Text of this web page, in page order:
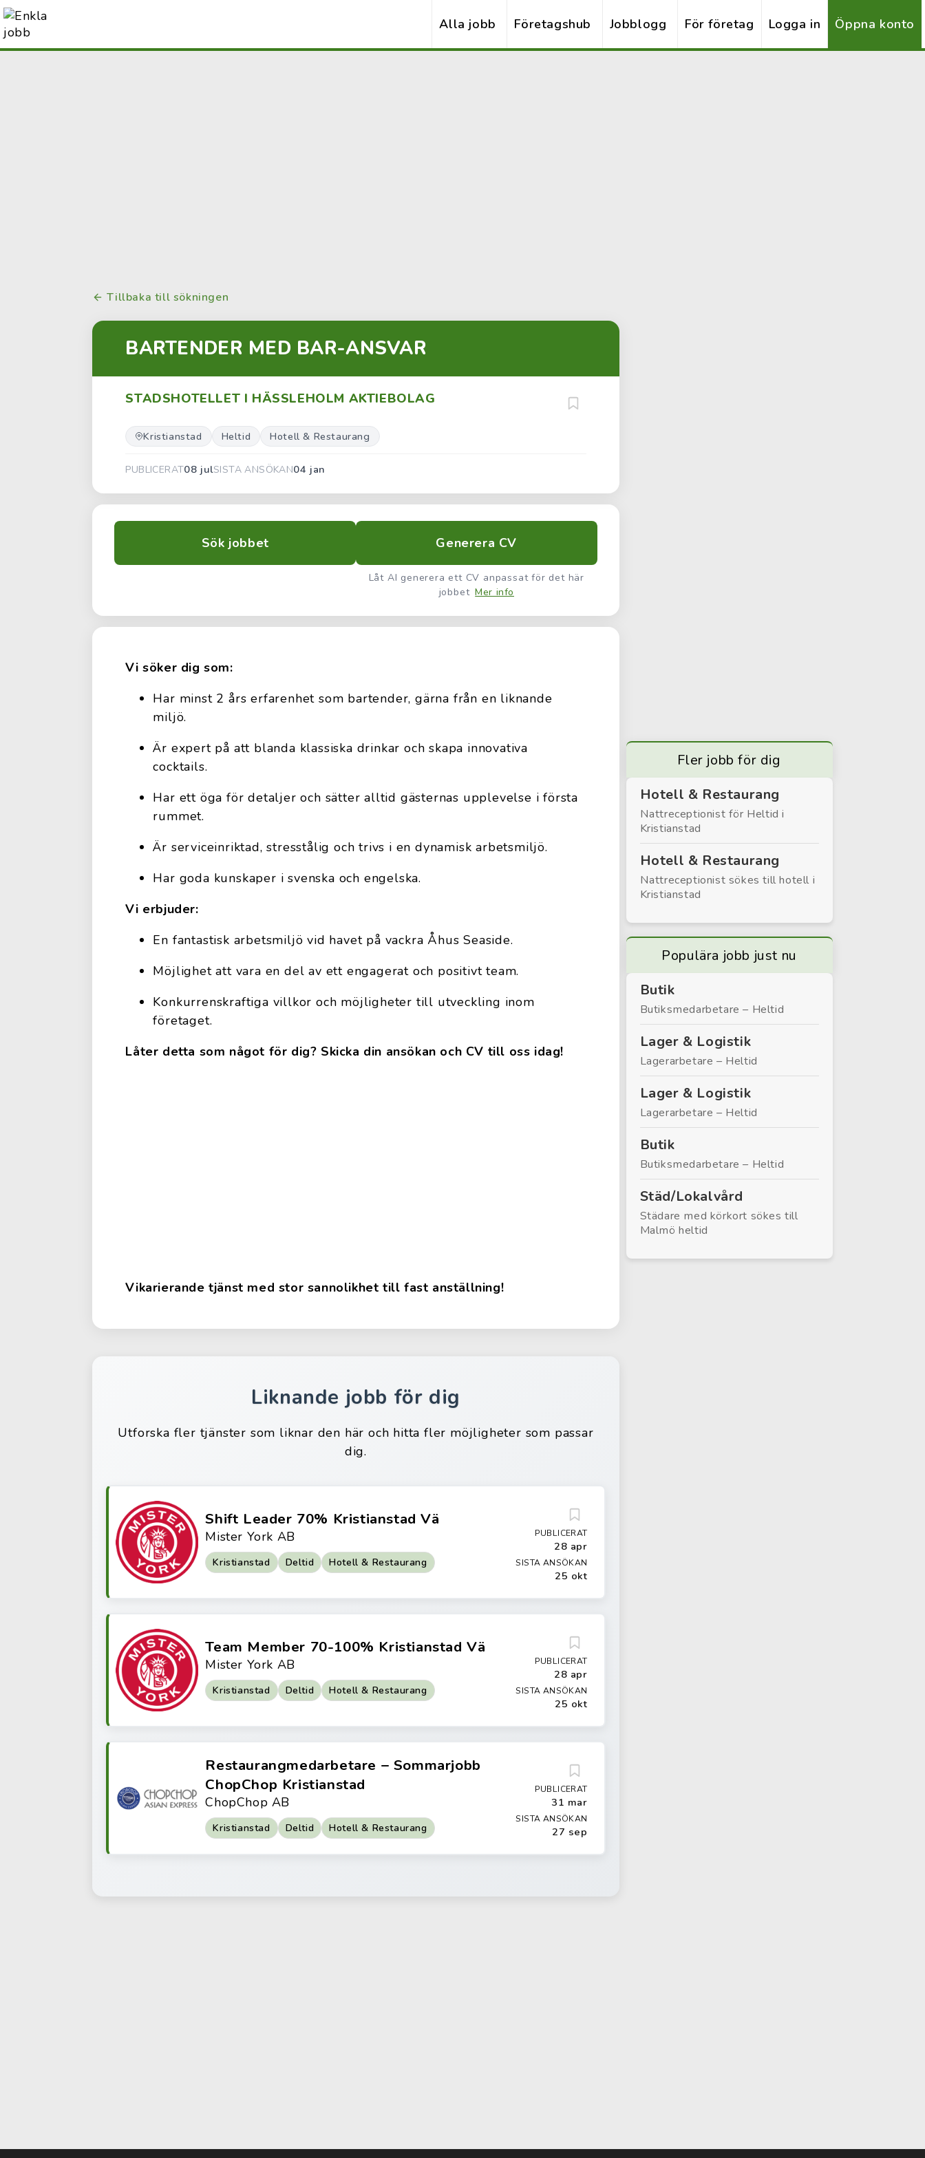
Alla jobb Företagshub Jobblogg För företag Logga in Öppna konto
Tillbaka till sökningen
BARTENDER MED BAR-ANSVAR
STADSHOTELLET I HÄSSLEHOLM AKTIEBOLAG
Kristianstad Heltid Hotell & Restaurang
PUBLICERAT08 julSISTA ANSÖKAN04 jan
Sök jobbet Generera CV
Låt AI generera ett CV anpassat för det här
jobbet Mer info
Vi söker dig som:
Har minst 2 års erfarenhet som bartender, gärna från en liknande
miljö.
Är expert på att blanda klassiska drinkar och skapa innovativa
cocktails.
Har ett öga för detaljer och sätter alltid gästernas upplevelse i första
rummet.
Är serviceinriktad, stresstålig och trivs i en dynamisk arbetsmiljö.
Har goda kunskaper i svenska och engelska.
Vi erbjuder:
En fantastisk arbetsmiljö vid havet på vackra Åhus Seaside.
Möjlighet att vara en del av ett engagerat och positivt team.
Konkurrenskraftiga villkor och möjligheter till utveckling inom
företaget.
Låter detta som något för dig? Skicka din ansökan och CV till oss idag!
Vikarierande tjänst med stor sannolikhet till fast anställning!
Liknande jobb för dig
Utforska fler tjänster som liknar den här och hitta fler möjligheter som passar
dig.
Shift Leader 70% Kristianstad Vä
Mister York AB
Kristianstad Deltid Hotell & Restaurang
PUBLICERAT
28 apr
SISTA ANSÖKAN
25 okt
Team Member 70-100% Kristianstad Vä
Mister York AB
Kristianstad Deltid Hotell & Restaurang
PUBLICERAT
28 apr
SISTA ANSÖKAN
25 okt
Restaurangmedarbetare – Sommarjobb
ChopChop Kristianstad
ChopChop AB
Kristianstad Deltid Hotell & Restaurang
PUBLICERAT
31 mar
SISTA ANSÖKAN
27 sep
Fler jobb för dig
Hotell & Restaurang
Nattreceptionist för Heltid i
Kristianstad
Hotell & Restaurang
Nattreceptionist sökes till hotell i
Kristianstad
Populära jobb just nu
Butik
Butiksmedarbetare – Heltid
Lager & Logistik
Lagerarbetare – Heltid
Lager & Logistik
Lagerarbetare – Heltid
Butik
Butiksmedarbetare – Heltid
Städ/Lokalvård
Städare med körkort sökes till
Malmö heltid